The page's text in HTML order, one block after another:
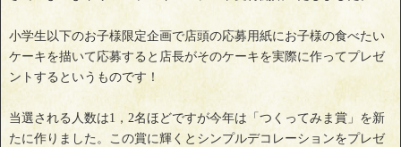
小学生以下のお子様限定企画で店頭の応募用紙にお子様の食べたい
ケーキを描いて応募すると店長がそのケーキを実際に作ってプレゼ
ントするというものです！
当選される人数は1，2名ほどですが今年は「つくってみま賞」を新
たに作りました。この賞に輝くとシンプルデコレーションをプレゼ